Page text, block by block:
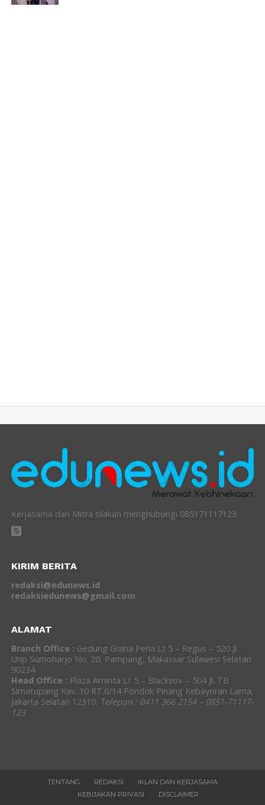
Kerjasama dan Mitra silakan menghubungi 085171117123
KIRIM BERITA
redaksi@edunews.id
redaksiedunews@gmail.com
ALAMAT
Branch Office : Gedung Graha Pena Lt 5 – Regus – 520 Jl.
Urip Sumoharjo No. 20, Pampang, Makassar Sulawesi Selatan
90234
Head Office : Plaza Aminta Lt 5 – Blackvox – 504 Jl. TB
Simatupang Kav. 10 RT.6/14 Pondok Pinang Kebayoran Lama,
Jakarta Selatan 12310. Telepon : 0411 366 2154 – 0851-71117-
123
TENTANG REDAKSI
IKLAN DAN KERJASAMA
KEBIJAKAN PRIVASI
DISCLAIMER